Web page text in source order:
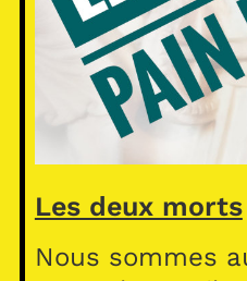
Les deux morts
Nous sommes